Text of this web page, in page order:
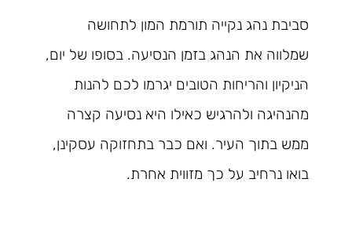
סביבת נהג נקייה תורמת המון לתחושה
שמלווה את הנהג בזמן הנסיעה. בסופו של יום,
הניקיון והריחות הטובים יגרמו לכם להנות
מהנהיגה ולהרגיש כאילו היא נסיעה קצרה
ממש בתוך העיר. ואם כבר בתחזוקה עסקינן,
בואו נרחיב על כך מזווית אחרת.